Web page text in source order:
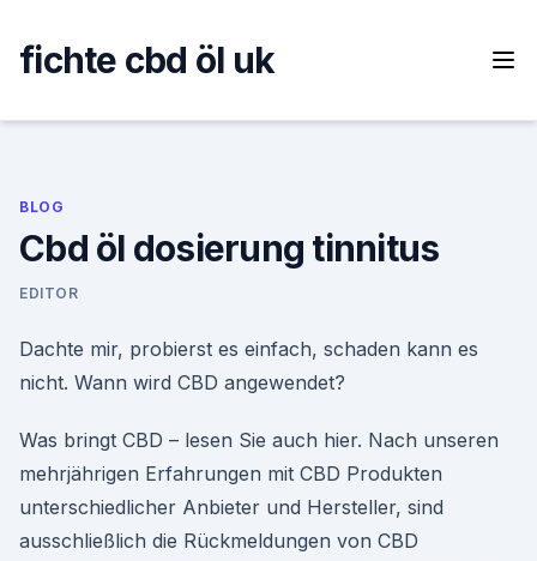
content
fichte cbd öl uk
BLOG
Cbd öl dosierung tinnitus
EDITOR
Dachte mir, probierst es einfach, schaden kann es
nicht. Wann wird CBD angewendet?
Was bringt CBD – lesen Sie auch hier. Nach unseren
mehrjährigen Erfahrungen mit CBD Produkten
unterschiedlicher Anbieter und Hersteller, sind
ausschließlich die Rückmeldungen von CBD